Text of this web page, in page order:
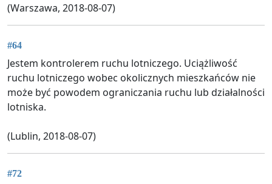
(Warszawa, 2018-08-07)
#64
Jestem kontrolerem ruchu lotniczego. Uciążliwość
ruchu lotniczego wobec okolicznych mieszkańców nie
może być powodem ograniczania ruchu lub działalności
lotniska.
(Lublin, 2018-08-07)
#72